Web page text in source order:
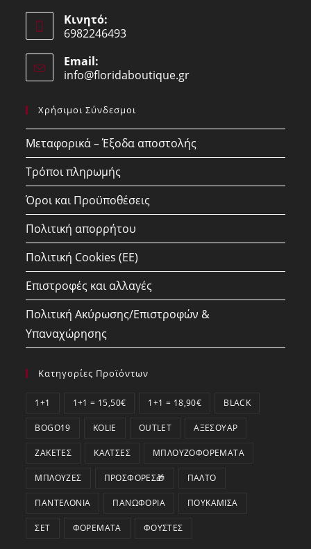
in
your
application
Κινητό:
6982246493
in
your
Email:
info@floridaboutique.grOpens
Χρήσιμοι Σύνδεσμοι
Μεταφορικά – Έξοδα αποστολής
Τρόποι πληρωμής
Όροι και Προϋποθέσεις
Πολιτική απορρήτου
Πολιτική Cookies (ΕΕ)
Επιστροφές και αλλαγές
Πολιτική Ακύρωσης/Επιστροφών &
Υπαναχώρησης
Κατηγορίες Προϊόντων
1+1 1+1 = 15,50€ 1+1 = 18,90€ BLACK
BOGO19 KOLIE OUTLET ΑΞΕΣΟΥΆΡ
ΖΑΚΈΤΕΣ ΚΆΛΤΣΕΣ ΜΠΛΟΥΖΟΦΟΡΈΜΑΤΑ
ΜΠΛΟΎΖΕΣ ΠΡΟΣΦΟΡΕΣ🎁 ΠΑΛΤΌ
ΠΑΝΤΕΛΌΝΙΑ ΠΑΝΩΦΌΡΙΑ ΠΟΥΚΆΜΙΣΑ
ΣΕΤ ΦΟΡΈΜΑΤΑ ΦΟΎΣΤΕΣ